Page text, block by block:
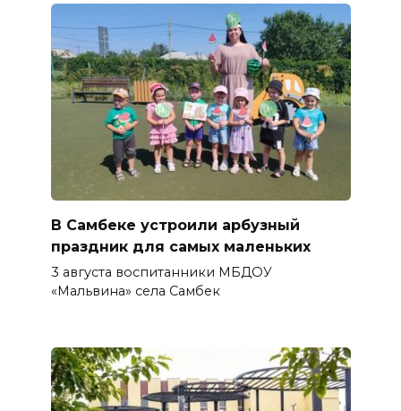
В Самбеке устроили арбузный
праздник для самых маленьких
3 августа воспитанники МБДОУ
«Мальвина» села Самбек